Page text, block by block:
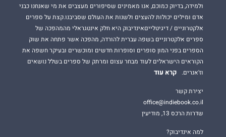
ולמידה, בדיוק כמוכם, אנו מאמינים שסיפורים מעצבים את מי שאנחנו כבני
אדם ומילים יכולות להעצים ולשנות את העולם שסביבנו.קצת על ספרים
אלקטרוניים / דיגיטלייםאינדיבוק היא חלק אינטגראלי מהמהפכה של
ספרים אלקטרוניים בשפה עברית להורדה, מהפכה אשר פתחה את שוק
הספרים בפני המון סופרים וסופרות חדשים ומוכשרים ובעיקר חשפה את
הקוראים הישראלים לעוד מבחר עצום ומרתק של ספרים בשלל נושאים
וז'אנרים.
קרא עוד
יצירת קשר
office@indiebook.co.il
שדרות הרכס 13, מודיעין
למה אינדיבוק?